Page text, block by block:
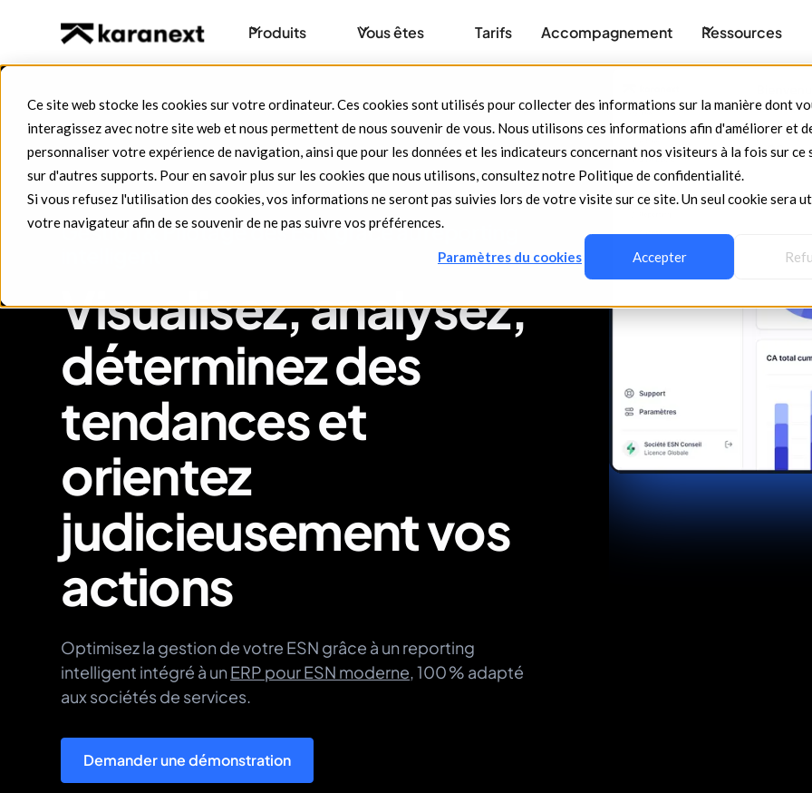
Ce site web stocke les cookies sur votre ordinateur. Ces cookies sont utilisés pour collecter des informations sur la manière dont
interagissez avec notre site web et nous permettent de nous souvenir de vous. Nous utilisons ces informations afin d'améliorer et
personnaliser votre expérience de navigation, ainsi que pour les données et les indicateurs concernant nos visiteurs à la fois sur ce
sur d'autres supports. Pour en savoir plus sur les cookies que nous utilisons, consultez notre Politique de confidentialité.
Si vous refusez l'utilisation des cookies, vos informations ne seront pas suivies lors de votre visite sur ce site. Un seul cookie sera
votre navigateur afin de se souvenir de ne pas suivre vos préférences.
Paramètres du cookies Accepter
Produits Vous êtes Tarifs Accompagnement Ressources
Gestion & Pilotage des ESN grâce au reporting
Visualisez, analysez,
déterminez des
tendances et
orientez
judicieusement vos
actions
Optimisez la gestion de votre ESN grâce à un reporting
intelligent intégré à un ERP pour ESN moderne , 100 % adapté
aux sociétés de services.
Demander une démonstration